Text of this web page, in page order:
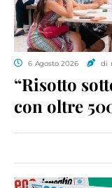
6 Agosto 2026 di
“Risotto
con oltre